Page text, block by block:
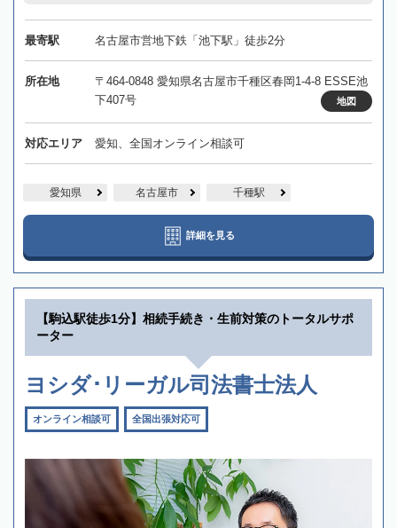
最寄駅 名古屋市営地下鉄「池下駅」徒歩2分
所在地
〒464-0848 愛知県名古屋市千種区春岡1-4-8 ESSE池
下407号
地図
対応エリア 愛知、全国オンライン相談可
愛知県 名古屋市 千種駅
詳細を見る
【駒込駅徒歩1分】相続手続き・生前対策のトータルサポ
ーター
ヨシダ･リーガル司法書士法人
オンライン相談可 全国出張対応可